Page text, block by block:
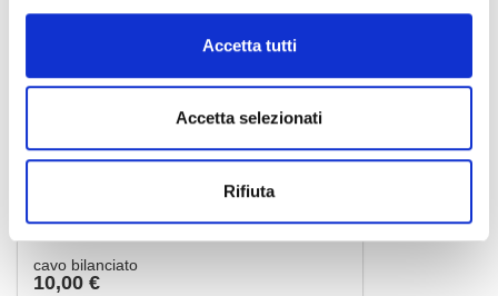
Accetta tutti
Accetta selezionati
Rifiuta
STAGE335LU3 3MT
cavo bilanciato
10,00 €